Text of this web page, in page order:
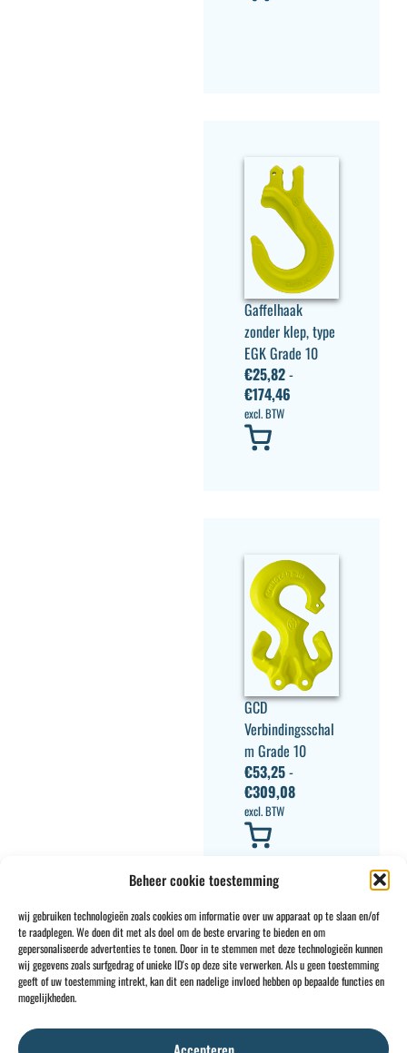
Beheer cookie toestemming
wij gebruiken technologieën zoals cookies om informatie over uw apparaat op te slaan en/of
te raadplegen. We doen dit met als doel om de beste ervaring te bieden en om
gepersonaliseerde advertenties te tonen. Door in te stemmen met deze technologieën kunnen
wij gegevens zoals surfgedrag of unieke ID's op deze site verwerken. Als u geen toestemming
geeft of uw toestemming intrekt, kan dit een nadelige invloed hebben op bepaalde functies en
mogelijkheden.
Accepteren
Gaffelhaak
zonder klep, type
EGK Grade 10
€25,82-
€174,46
excl. BTW
GCD
Verbindingsschal
m Grade 10
€53,25-
€309,08
excl. BTW
CONTACT INFO